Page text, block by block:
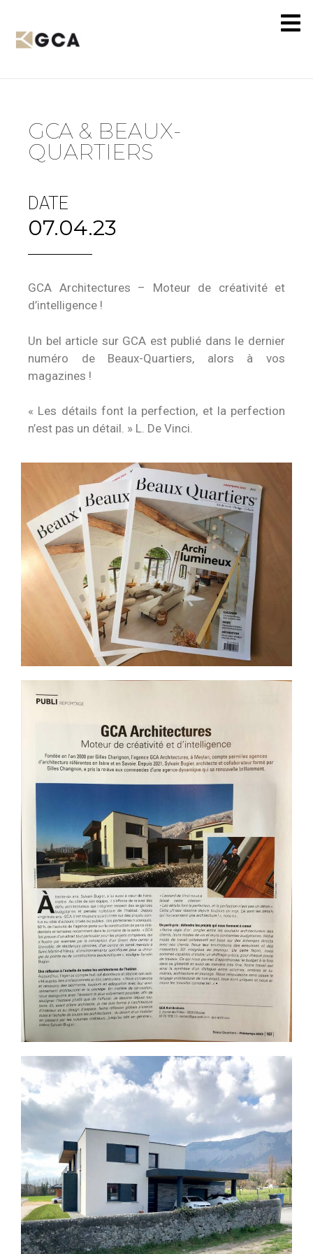
GCA & BEAUX-
QUARTIERS
DATE
07.04.23
GCA Architectures – Moteur de créativité et
d’intelligence !
Un bel article sur GCA est publié dans le dernier
numéro de Beaux-Quartiers, alors à vos
magazines !
« Les détails font la perfection, et la perfection
n’est pas un détail. » L. De Vinci.